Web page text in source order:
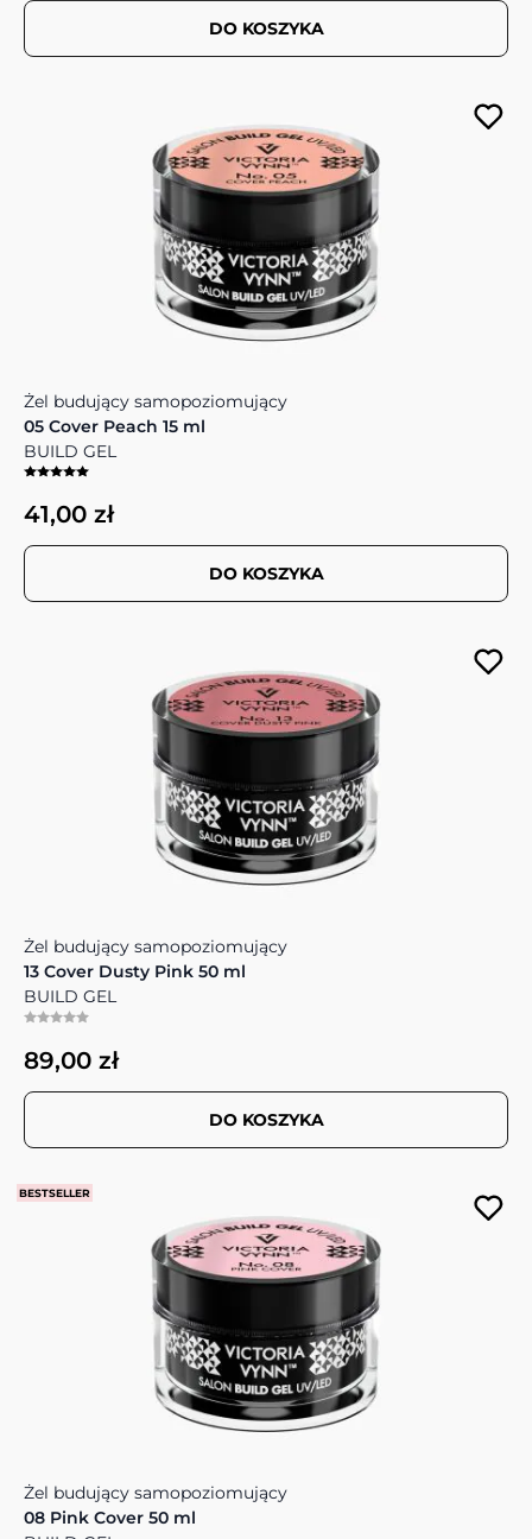
DO KOSZYKA
Żel budujący samopoziomujący
05 Cover Peach 15 ml
BUILD GEL
41,00 zł
DO KOSZYKA
Żel budujący samopoziomujący
13 Cover Dusty Pink 50 ml
BUILD GEL
89,00 zł
DO KOSZYKA
BESTSELLER
Żel budujący samopoziomujący
08 Pink Cover 50 ml